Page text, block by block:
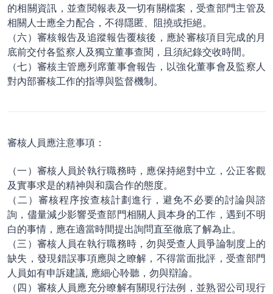
的相關資訊，並查閱報表及一切有關檔案，受查部門主管及
相關人士應全力配合，不得隱匿、阻撓或拒絕。
（六）審核報告及追蹤報告覆核後，應於審核項目完成的月
底前交付各監察人及獨立董事查閱，且須紀錄交收時間。
（七）審核主管應列席董事會報告，以強化董事會及監察人
對內部審核工作的指導與監督機制。
審核人員應注意事項：
（一）審核人員於執行職務時，應保持絕對中立，公正客觀
及實事求是的精神與和靄合作的態度。
（二）審核程序按查核計劃進行，避免不必要的討論與諮
詢，儘量減少影響受查部門相關人員本身的工作，遇到不明
白的事情，應在適當時間提出詢問直至徹底了解為止。
（三）審核人員在執行職務時，勿與受查人員爭論制度上的
缺失，發現錯誤事項應與之瞭解，不得當面批評，受查部門
人員如有申訴建議, 應細心聆聽，勿與辯論。
（四）審核人員應充分瞭解有關現行法例，並熟習公司現行